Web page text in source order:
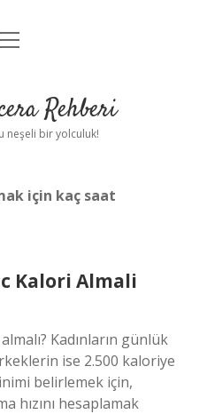
UyarıRehberi
neşeli bir yolculuk!
için kaç saat
Kalori Almali
Kadınların günlük
ise 2.500 kaloriye
belirlemek için,
hızını hesaplamak